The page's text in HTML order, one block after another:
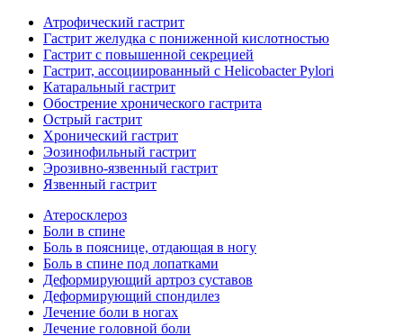
Атрофический гастрит
Гастрит желудка с пониженной кислотностью
Гастрит с повышенной секрецией
Гастрит, ассоциированный с Helicobacter Pylori
Катаральный гастрит
Обострение хронического гастрита
Острый гастрит
Хронический гастрит
Эозинофильный гастрит
Эрозивно-язвенный гастрит
Язвенный гастрит
Атеросклероз
Боли в спине
Боль в пояснице, отдающая в ногу
Боль в спине под лопатками
Деформирующий артроз суставов
Деформирующий спондилез
Лечение боли в ногах
Лечение головной боли